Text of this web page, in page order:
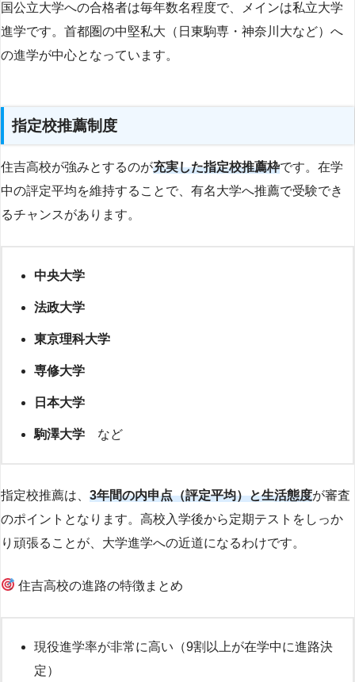
国公立大学への合格者は毎年数名程度で、メインは私立大学
進学です。首都圏の中堅私大（日東駒専・神奈川大など）へ
の進学が中心となっています。
指定校推薦制度
住吉高校が強みとするのが充実した指定校推薦枠です。在学
中の評定平均を維持することで、有名大学へ推薦で受験でき
るチャンスがあります。
中央大学
法政大学
東京理科大学
専修大学
日本大学
駒澤大学 など
指定校推薦は、 3年間の内申点（評定平均）と生活態度が審査
のポイントとなります。高校入学後から定期テストをしっか
り頑張ることが、大学進学への近道になるわけです。
住吉高校の進路の特徴まとめ
現役進学率が非常に高い（9割以上が在学中に進路決
定）